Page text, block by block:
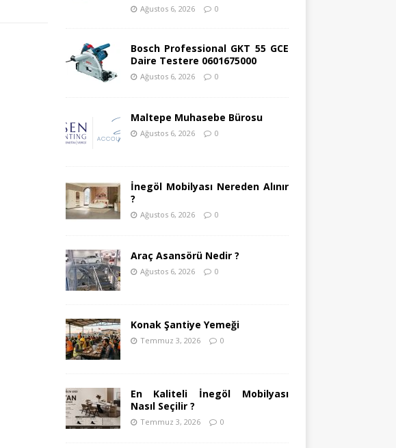
Ağustos 6, 2026 0
Bosch Professional GKT 55 GCE
Daire Testere 0601675000
Ağustos 6, 2026 0
Maltepe Muhasebe Bürosu
Ağustos 6, 2026 0
İnegöl Mobilyası Nereden Alınır
?
Ağustos 6, 2026 0
Araç Asansörü Nedir ?
Ağustos 6, 2026 0
Konak Şantiye Yemeği
Temmuz 3, 2026 0
En Kaliteli İnegöl Mobilyası
Nasıl Seçilir ?
Temmuz 3, 2026 0